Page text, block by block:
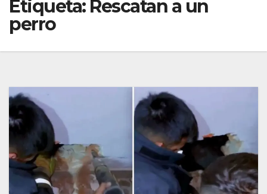
Etiqueta: Rescatan a un
perro